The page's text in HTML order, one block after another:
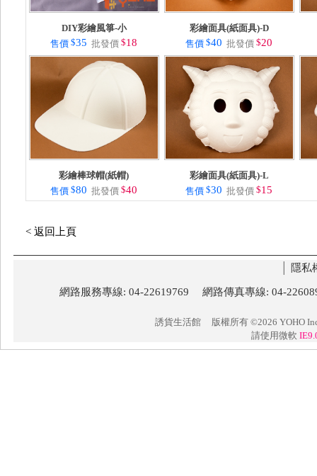
DIY彩繪風箏-小
售價 $35 批發價 $18
彩繪面具(紙面具)-D
售價 $40 批發價 $20
彩繪棒球帽(紙帽)
售價 $80 批發價 $40
彩繪面具(紙面具)-L
售價 $30 批發價 $15
< 返回上頁
隱私
網路服務專線: 04-22619769 網路傳真專線: 04-
誘貨生活館
版權所有 ©2026 YOHO
請使用微軟